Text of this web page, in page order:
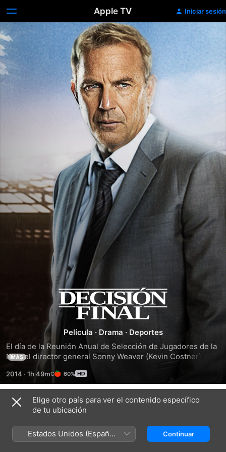
Apple TV Iniciar sesión
Decisión
final
Película · Drama · Deportes
El día de la Reunión Anual de Selección de Jugadores de la
NFL, el director general Sonny Weaver (Kevin Costner)
tiene la oportunidad de salvar el fútbol en Cleaveland al
elegir al jugador número uno para su equipo. Sonny deberá
decidir rápidamente qué está dispuesto a sacrificar en aras
de la perfección, ya que la línea que separa su vida
personal de su vida profesional se vuelve borrosa en este
tienen el sueño de jugar para la NFL.
MÁS
2014 · 1h 49m 60%
Tráilers
Elige otro país para ver el contenido específico
de tu ubicación
Estados Unidos (Español
México)
Continuar